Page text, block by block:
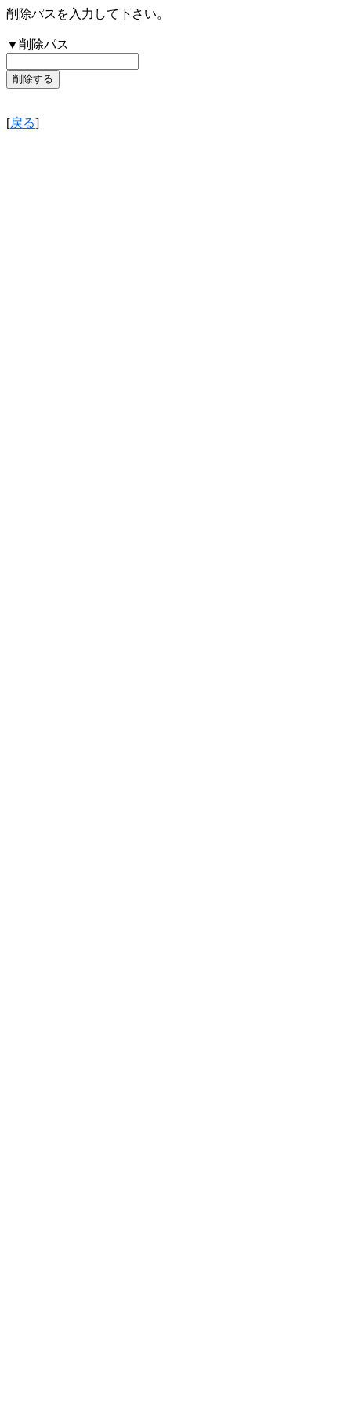
削除パスを入力して下さい。
▼削除パス
[戻る]